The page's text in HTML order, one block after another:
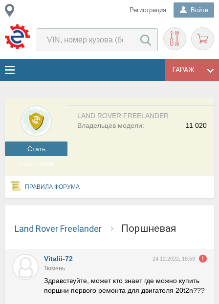
Регистрация Войти
ГАРАЖ
Cтать
участником
LAND ROVER FREELANDER
11 020
Владельцев модели:
ПРАВИЛА ФОРУМА
Land Rover Freelander Поршневая
Vitalii-72 24.12.2022, 18:59
Тюмень
Здравствуйте, может кто знает где можно купить
поршни первого ремонта для двигателя 20t2n???